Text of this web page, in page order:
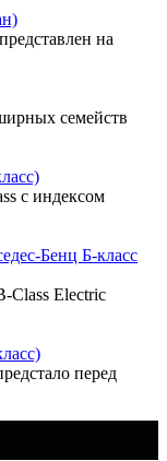
на
семейств
с индексом
Бенц Б-класс
Class Electric
перед